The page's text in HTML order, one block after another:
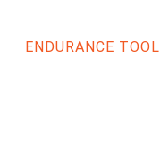
ENDURANCE TOOL